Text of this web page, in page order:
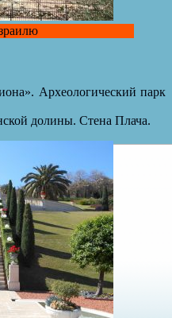
Археологический парк
долины. Стена Плача.